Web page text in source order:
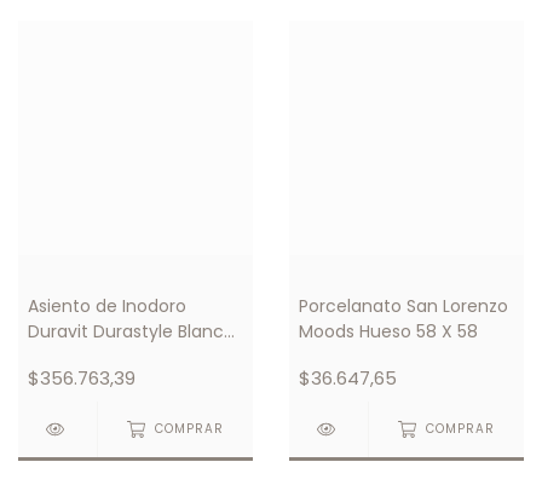
Asiento de Inodoro
Duravit Durastyle Blanco
$356.763,39
COMPRAR
Porcelanato San Lorenzo
Moods Hueso 58 X 58
$36.647,65
COMPRAR